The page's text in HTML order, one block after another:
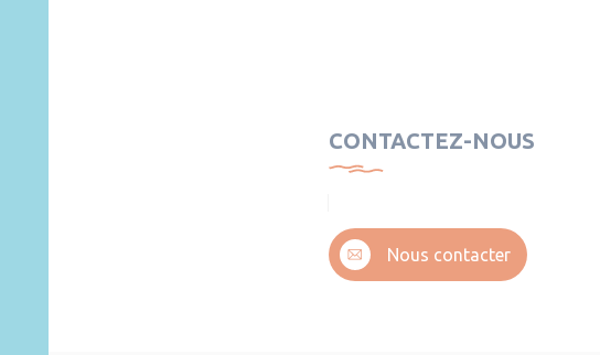
CONTACTEZ-NOUS
Nous contacter